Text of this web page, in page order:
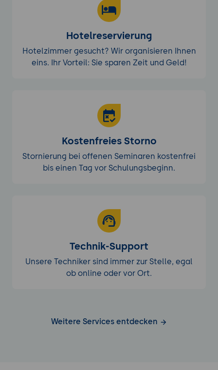
Hotelreservierung
Hotelzimmer gesucht? Wir organisieren Ihnen
eins. Ihr Vorteil: Sie sparen Zeit und Geld!
Kostenfreies Storno
Stornierung bei offenen Seminaren kostenfrei
bis einen Tag vor Schulungsbeginn.
Technik-Support
Unsere Techniker sind immer zur Stelle, egal
ob online oder vor Ort.
Weitere Services entdecken